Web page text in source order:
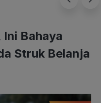
Ini Bahaya
Struk Belanja